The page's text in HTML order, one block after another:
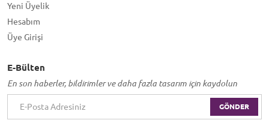
Yeni Üyelik
Hesabım
Üye Girişi
E-Bülten
En son haberler, bildirimler ve daha fazla tasarım için kaydolun
GÖNDER